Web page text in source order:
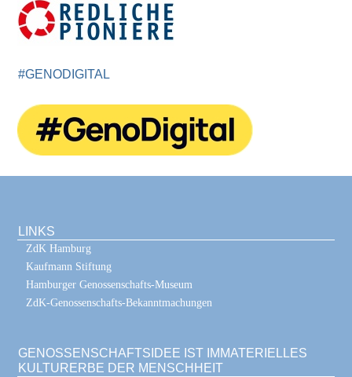
#GENODIGITAL
LINKS
ZdK Hamburg
Kaufmann Stiftung
Hamburger Genossenschafts-Museum
ZdK-Genossenschafts-Bekanntmachungen
GENOSSENSCHAFTSIDEE IST IMMATERIELLES
KULTURERBE DER MENSCHHEIT